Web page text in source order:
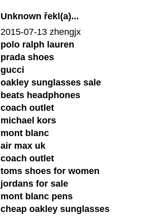
Unknown řekl(a)...
2015-07-13 zhengjx
polo ralph lauren
prada shoes
gucci
oakley sunglasses sale
beats headphones
coach outlet
michael kors
mont blanc
air max uk
coach outlet
toms shoes for women
jordans for sale
mont blanc pens
cheap oakley sunglasses